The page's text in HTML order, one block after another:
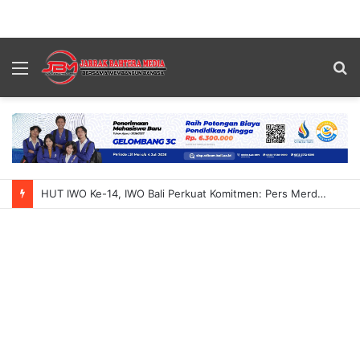
Menu
HUT IWO Ke-14, IWO Bali Perkuat Komitmen: Pers Merdeka, Organisasi Makin Solid